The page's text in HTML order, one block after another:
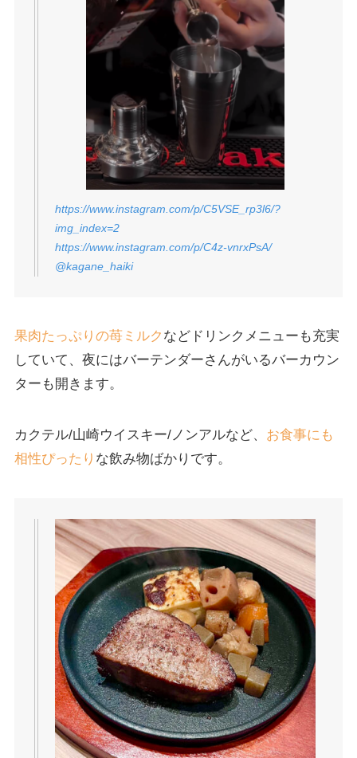
https://www.instagram.com/p/C5VSE_rp3l6/?
img_index=2
https://www.instagram.com/p/C4z-vnrxPsA/
@kagane_haiki
果肉たっぷりの苺ミルク などドリンクメニューも充実
していて、夜にはバーテンダーさんがいるバーカウン
ターも開きます。
カクテル/山崎ウイスキー/ノンアルなど、 お食事にも
相性ぴったり な飲み物ばかりです。